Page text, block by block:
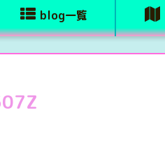
blog一覧